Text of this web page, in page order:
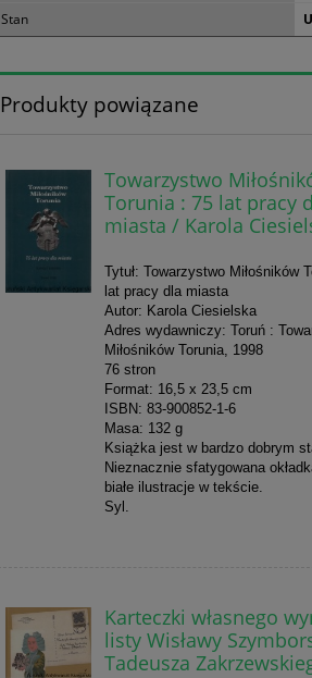
Stan
Produkty powiązane
Towarzystwo
Torunia : 75 lat pracy
miasta / Karola
Tytuł: Towarzystwo Miłośników
lat pracy dla miasta
Autor: Karola Ciesielska
Adres wydawniczy: Toruń :
Miłośników Torunia, 1998
76 stron
Format: 16,5 x 23,5 cm
ISBN: 83-900852-1-6
Masa: 132 g
Książka jest w bardzo dobrym
Nieznacznie sfatygowana
białe ilustracje w tekście.
Syl.
Karteczki własnego
listy Wisławy
Tadeusza